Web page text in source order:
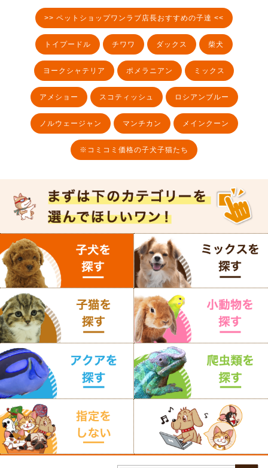
>> ペットショップワンラブ店長おすすめの子達 <<
トイプードル チワワ ダックス 柴犬
ヨークシャテリア ポメラニアン ミックス
アメショー スコティッシュ ロシアンブルー
ノルウェージャン マンチカン メインクーン
※コミコミ価格の子犬子猫たち